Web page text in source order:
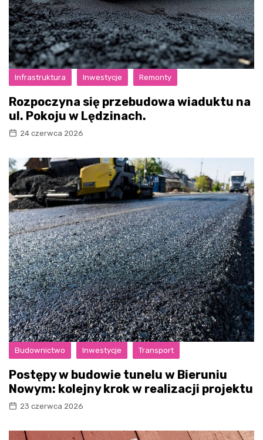
Infrastruktura Inwestycje Remonty
Rozpoczyna się przebudowa wiaduktu na
ul. Pokoju w Lędzinach.
24 czerwca 2026
Budownictwo Inwestycje Transport
Postępy w budowie tunelu w Bieruniu
Nowym: kolejny krok w realizacji projektu
23 czerwca 2026